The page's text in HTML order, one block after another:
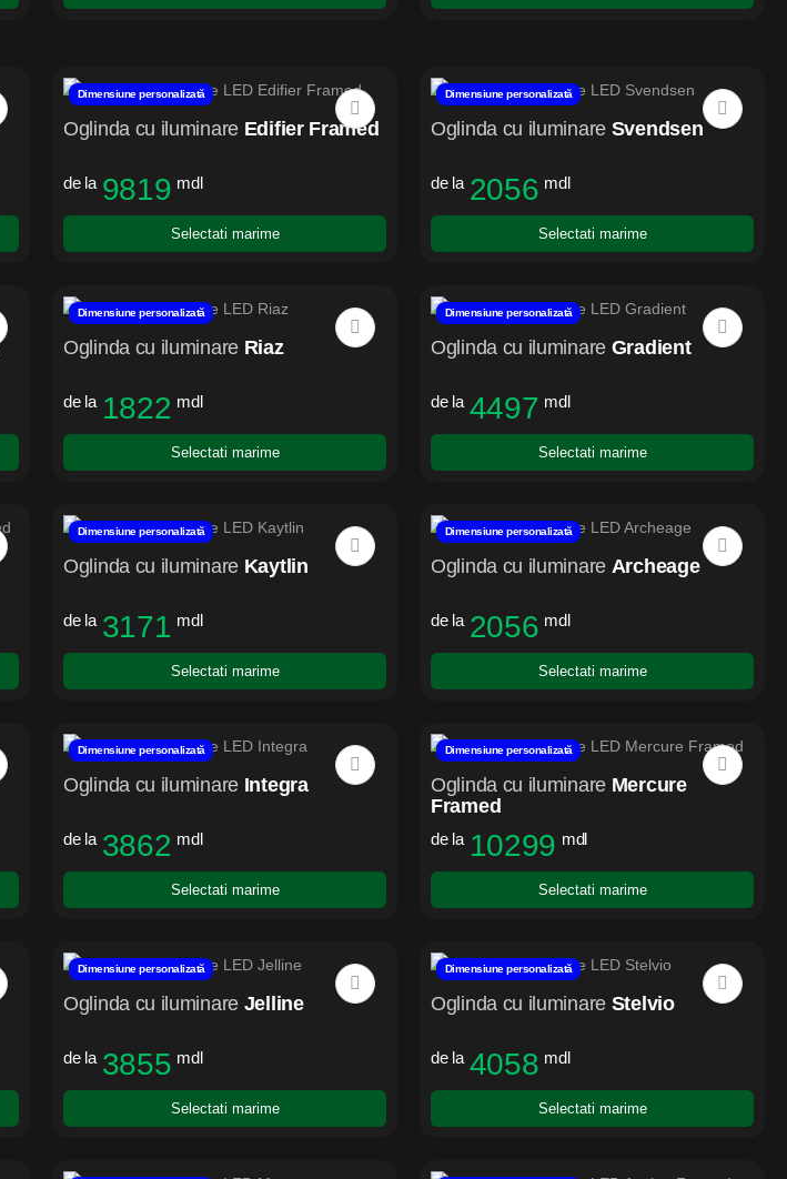
Dimensiune personalizată
Oglinda cu iluminare Edifier Framed
de la 9819 mdl
Selectati marime
Dimensiune personalizată
Oglinda cu iluminare Svendsen
de la 2056 mdl
Selectati marime
Dimensiune personalizată
Oglinda cu iluminare Riaz
de la 1822 mdl
Selectati marime
Dimensiune personalizată
Oglinda cu iluminare Gradient
de la 4497 mdl
Selectati marime
Dimensiune personalizată
Oglinda cu iluminare Kaytlin
de la 3171 mdl
Selectati marime
Dimensiune personalizată
Oglinda cu iluminare Archeage
de la 2056 mdl
Selectati marime
Dimensiune personalizată
Oglinda cu iluminare Integra
de la 3862 mdl
Selectati marime
Dimensiune personalizată
Oglinda cu iluminare Mercure
Framed
de la 10299 mdl
Selectati marime
Dimensiune personalizată
Oglinda cu iluminare Jelline
de la 3855 mdl
Selectati marime
Dimensiune personalizată
Oglinda cu iluminare Stelvio
de la 4058 mdl
Selectati marime